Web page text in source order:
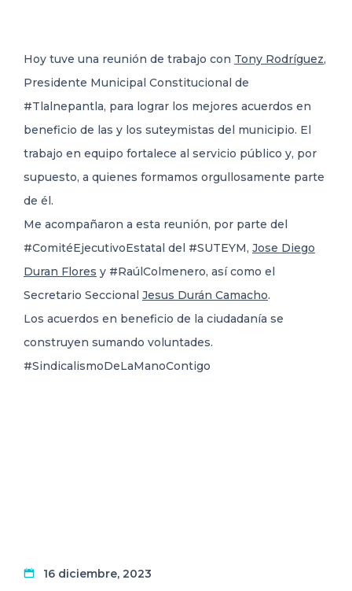
Hoy tuve una reunión de trabajo con Tony Rodríguez,
Presidente Municipal Constitucional de
#Tlalnepantla, para lograr los mejores acuerdos en
beneficio de las y los suteymistas del municipio. El
trabajo en equipo fortalece al servicio público y, por
supuesto, a quienes formamos orgullosamente parte
de él.
Me acompañaron a esta reunión, por parte del
#ComitéEjecutivoEstatal del #SUTEYM, Jose Diego
Duran Flores y #RaúlColmenero, así como el
Secretario Seccional Jesus Durán Camacho.
Los acuerdos en beneficio de la ciudadanía se
construyen sumando voluntades.
#SindicalismoDeLaManoContigo
16 diciembre, 2023